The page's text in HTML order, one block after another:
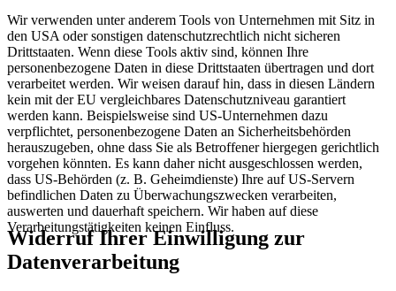
Wir verwenden unter anderem Tools von Unternehmen mit Sitz in
den USA oder sonstigen datenschutzrechtlich nicht sicheren
Drittstaaten. Wenn diese Tools aktiv sind, können Ihre
personenbezogene Daten in diese Drittstaaten übertragen und dort
verarbeitet werden. Wir weisen darauf hin, dass in diesen Ländern
kein mit der EU vergleichbares Datenschutzniveau garantiert
werden kann. Beispielsweise sind US-Unternehmen dazu
verpflichtet, personenbezogene Daten an Sicherheitsbehörden
herauszugeben, ohne dass Sie als Betroffener hiergegen gerichtlich
vorgehen könnten. Es kann daher nicht ausgeschlossen werden,
dass US-Behörden (z. B. Geheimdienste) Ihre auf US-Servern
befindlichen Daten zu Überwachungszwecken verarbeiten,
auswerten und dauerhaft speichern. Wir haben auf diese
Verarbeitungstätigkeiten keinen Einfluss.
WiderrufIhrerEinwilligung zur
Datenverarbeitung